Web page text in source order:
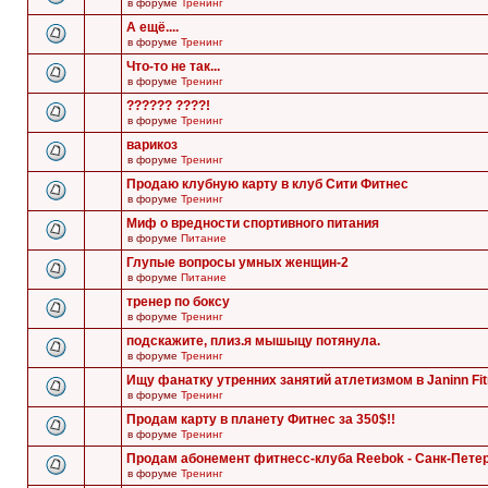
в форуме Тренинг
А ещё....
в форуме Тренинг
Что-то не так...
в форуме Тренинг
?????? ????!
в форуме Тренинг
варикоз
в форуме Тренинг
Продаю клубную карту в клуб Сити Фитнес
в форуме Тренинг
Миф о вредности спортивного питания
в форуме Питание
Глупые вопросы умных женщин-2
в форуме Питание
тренер по боксу
в форуме Тренинг
подскажите, плиз.я мышыцу потянула.
в форуме Тренинг
Ищу фанатку утренних занятий атлетизмом в Janinn
в форуме Тренинг
Продам карту в планету Фитнес за 350$!!
в форуме Тренинг
Продам абонемент фитнесс-клуба Reebok - Санк-
в форуме Тренинг